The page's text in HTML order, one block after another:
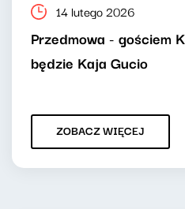
14 lutego 2026
Przedmowa - gościem
będzie Kaja Gucio
ZOBACZ WIĘCEJ